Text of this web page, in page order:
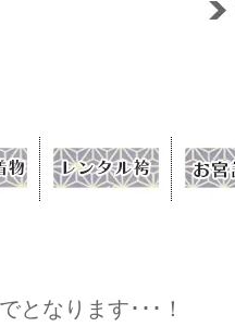
となります･･･！